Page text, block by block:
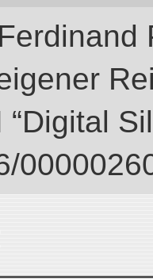
“Digital